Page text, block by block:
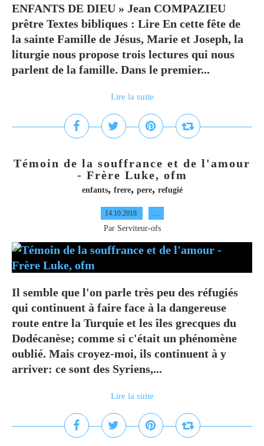
ENFANTS DE DIEU » Jean COMPAZIEU
prêtre Textes bibliques : Lire En cette fête de
la sainte Famille de Jésus, Marie et Joseph, la
liturgie nous propose trois lectures qui nous
parlent de la famille. Dans le premier...
Lire la suite
Témoin de la souffrance et de l'amour
- Frère Luke, ofm
enfants, frere, pere, refugié
14.10.2018 …
Par Serviteur-ofs
Il semble que l'on parle très peu des réfugiés
qui continuent à faire face à la dangereuse
route entre la Turquie et les îles grecques du
Dodécanèse; comme si c'était un phénomène
oublié. Mais croyez-moi, ils continuent à y
arriver: ce sont des Syriens,...
Lire la suite